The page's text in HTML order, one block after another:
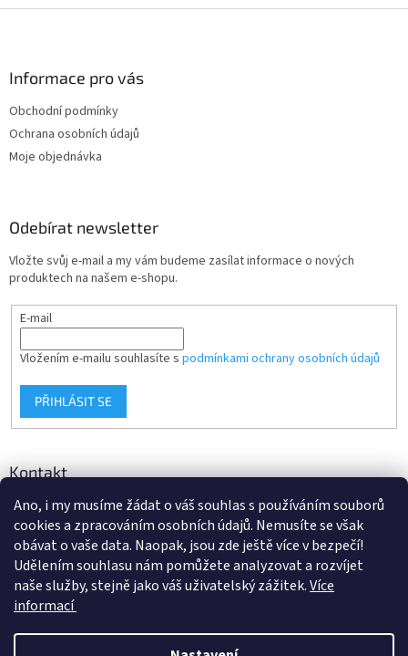
Ano, i my musíme žádat o váš souhlas s používáním souborů
cookies a zpracováním osobních údajů. Nemusíte se však
obávat o vaše data. Naopak, jsou zde ještě více v bezpečí!
Udělením souhlasu nám pomůžete analyzovat a rozvíjet
naše služby, stejně jako váš uživatelský zážitek.Více
informací
Informace pro vás
Obchodní podmínky
Ochrana osobních údajů
Moje objednávka
Odebírat newsletter
Vložte svůj e-mail a my vám budeme zasílat informace o nových
produktech na našem e-shopu.
E-mail
Vložením e-mailu souhlasíte s podmínkami ochrany osobních údajů
PŘIHLÁSIT SE
Kontakt
info@d-klima.cz
+420 517 357 288